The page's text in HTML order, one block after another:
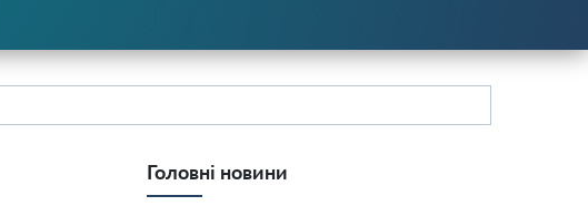
Головні новини